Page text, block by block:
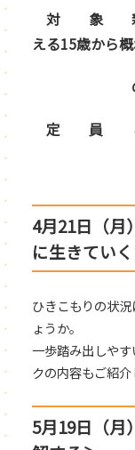
対 象 新宿
える15歳から
のお子さ
定 員 ８
4月21日（
に生きてい
ひきこもりの状
ょうか。
一歩踏み出しや
クの内容もご紹介
5月19日（